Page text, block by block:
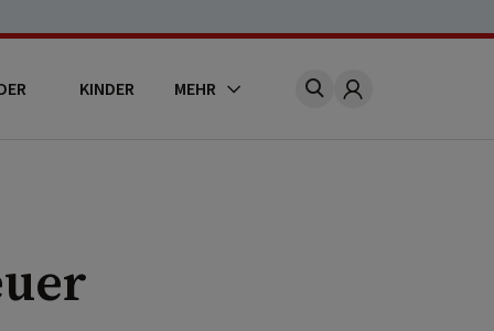
KINDER MEHR Account